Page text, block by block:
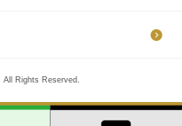
All Rights Reserved.